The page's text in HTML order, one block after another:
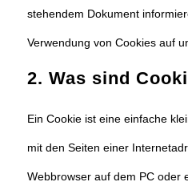
stehendem Dokument
Verwendung von Cookies auf
2. Was sind
Ein Cookie ist eine einfache
mit den Seiten einer
Webbrowser auf dem PC oder